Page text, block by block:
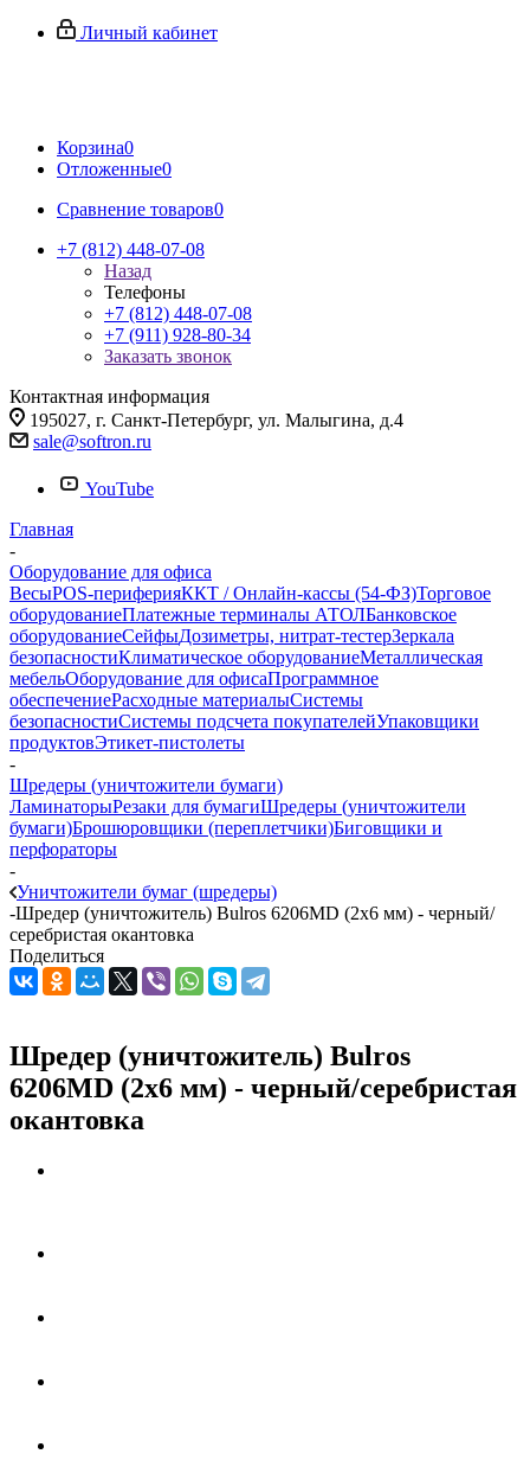
Личный кабинет
Корзина0
Отложенные0
Сравнение товаров0
+7 (812) 448-07-08
Назад
Телефоны
+7 (812) 448-07-08
+7 (911) 928-80-34
Заказать звонок
Контактная информация
195027, г. Санкт-Петербург, ул. Малыгина, д.4
sale@softron.ru
YouTube
Главная
-
Оборудование для офиса
ВесыPOS-периферияККТ / Онлайн-кассы (54-ФЗ)Торговое
оборудованиеПлатежные терминалы АТОЛБанковское
оборудованиеСейфыДозиметры, нитрат-тестерЗеркала
безопасностиКлиматическое оборудованиеМеталлическая
мебельОборудование для офисаПрограммное
обеспечениеРасходные материалыСистемы
безопасностиСистемы подсчета покупателейУпаковщики
продуктовЭтикет-пистолеты
-
Шредеры (уничтожители бумаги)
ЛаминаторыРезаки для бумагиШредеры (уничтожители
бумаги)Брошюровщики (переплетчики)Биговщики и
перфораторы
-
Уничтожители бумаг (шредеры)
-Шредер (уничтожитель) Bulros 6206MD (2х6 мм) - черный/
серебристая окантовка
Поделиться
Шредер (уничтожитель) Bulros
6206MD (2х6 мм) - черный/серебристая
окантовка